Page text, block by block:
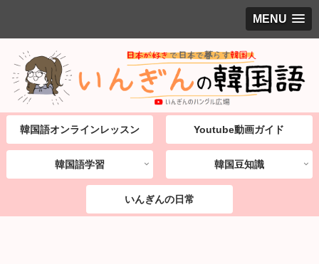
MENU
韓国語オンラインレッスン Youtube動画ガイド
韓国語学習 韓国豆知識
いんぎんの日常